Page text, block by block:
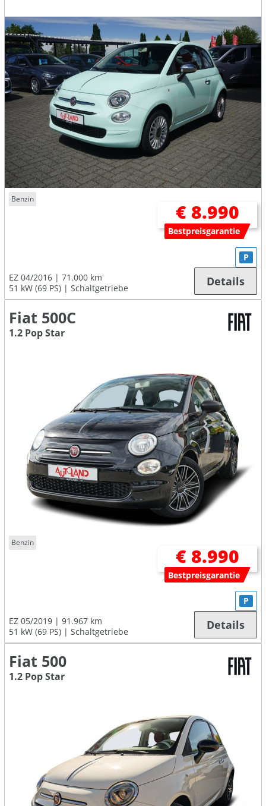
Benzin
€ 8.990
Bestpreisgarantie
EZ 04/2016
71.000 km
51 kW (69 PS)
Schaltgetriebe
P
Details
Fiat 500C
1.2 Pop Star
Benzin
€ 8.990
Bestpreisgarantie
EZ 05/2019
91.967 km
51 kW (69 PS)
Schaltgetriebe
P
Details
Fiat 500
1.2 Pop Star